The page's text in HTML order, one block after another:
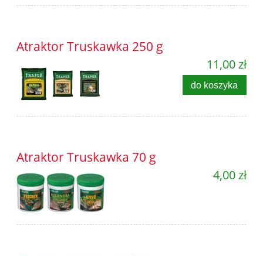
Atraktor Truskawka 250 g
11,00 zł
do koszyka
Atraktor Truskawka 70 g
4,00 zł